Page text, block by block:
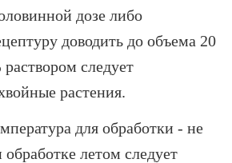
дозе либо
доводить до объема 20
следует
растения.
для обработки - не
летом следует